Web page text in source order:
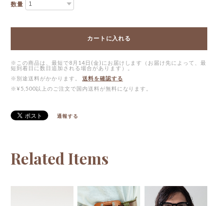
数量
カートに入れる
※この商品は、最短で8月14日(金)にお届けします（お届け先によって、最
短到着日に数日追加される場合があります）。
※別途送料がかかります。
送料を確認する
※¥5,500以上のご注文で国内送料が無料になります。
通報する
Related Items